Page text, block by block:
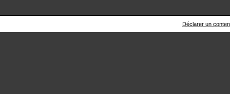
Déclarer un